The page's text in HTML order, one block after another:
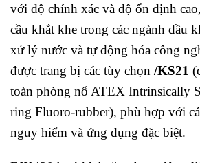
với độ chính xác và độ ổn định
cầu khắt khe trong các ngành dầu
xử lý nước và tự động hóa công
được trang bị các tùy chọn /KS21
toàn phòng nổ ATEX Intrinsically
ring Fluoro-rubber), phù hợp với
nguy hiểm và ứng dụng đặc biệt.